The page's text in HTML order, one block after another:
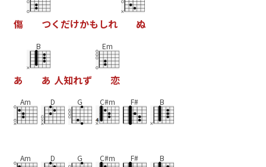
傷 つく だけかもしれ ぬ
あ
B
あ 人知れず
Em
恋
Am D G C#m F# B
Am D G C#m F# B